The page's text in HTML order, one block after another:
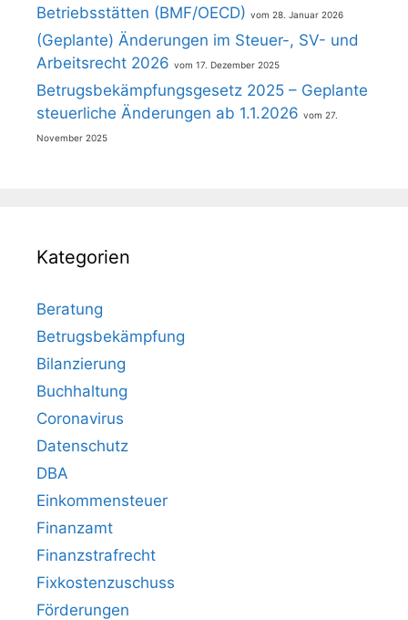
Betriebsstätten (BMF/OECD)
28. Januar 2026
(Geplante) Änderungen im Steuer-, SV- und
Arbeitsrecht 2026
17. Dezember 2025
Betrugsbekämpfungsgesetz 2025 – Geplante
steuerliche Änderungen ab 1.1.2026
27.
November 2025
Kategorien
Beratung
Betrugsbekämpfung
Bilanzierung
Buchhaltung
Coronavirus
Datenschutz
DBA
Einkommensteuer
Finanzamt
Finanzstrafrecht
Fixkostenzuschuss
Förderungen